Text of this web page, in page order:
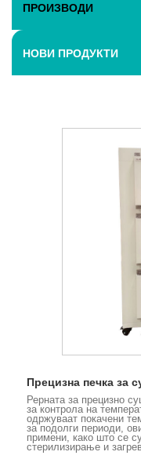
ПРОИЗВОДИ
НОВИ ПРОДУКТИ
Прецизна печка за
Рерната за прецизно
за контрола на
одржуваат покачени
за подолги периоди,
примени, како што се
стерилизирање и